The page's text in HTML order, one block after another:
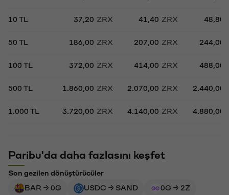
10 TL 37,20 ZRX 41,40 ZRX 48,80
50 TL 186,00 ZRX 207,00 ZRX 244,00
100 TL 372,00 ZRX 414,00 ZRX 488,00
500 TL 1.860,00 ZRX 2.070,00 ZRX 2.440,00
1.000 TL 3.720,00 ZRX 4.140,00 ZRX 4.880,00
Paribu'da daha fazlasını keşfet
Son gezilen dönüştürücüler
BAR → 0G
USDC → SAND 0G → 2Z